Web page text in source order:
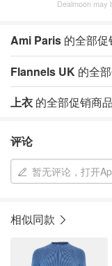
Dealmoon may
Ami Paris 的全部促
Flannels UK 的全
上衣 的全部促销商品
评论
暂无评论，打开
相似同款